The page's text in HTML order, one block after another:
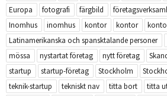
Europa
fotografi färgbild
Inomhus
inomhus kontor kontor
Latinamerikanska och spansktalande personer
mössa
nystartat företag nytt företag
startup
startup-företag Stockholm
teknik-startup
tekniskt nav titta bort
titta